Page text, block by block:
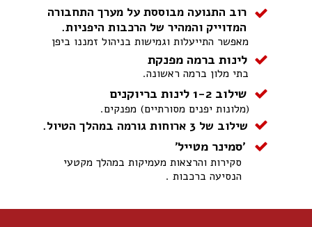
רוב התנועה מבוססת על מערך התחבורה
המדוייק והמהיר של הרכבות היפניות.
מאפשר התייעלות וגמישות בניהול זמננו ביפן
לינות ברמה מפנקת
בתי מלון ברמה ראשונה.
שילוב 1-2 לינות בריוקנים
(מלונות יפנים מסורתיים) מפנקים.
שילוב של 3 ארוחות גורמה במהלך הטיול.
'סמינר מטייל'
סקירות והרצאות מעמיקות במהלך מקטעי
הנסיעה ברכבות .